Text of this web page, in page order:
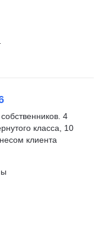
(ГМУ)
4
класса, 10
клиента